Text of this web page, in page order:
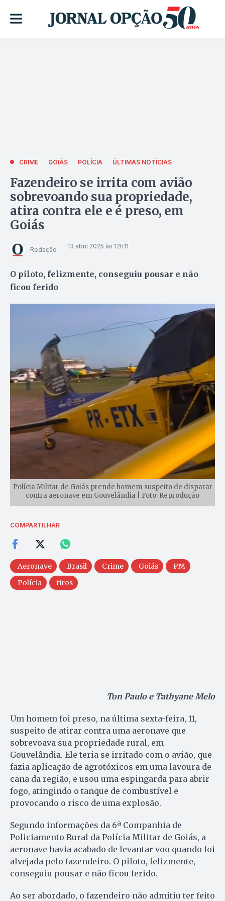
CRIME GOIÁS POLÍCIA ÚLTIMAS NOTÍCIAS
Fazendeiro se irrita com avião
sobrevoando sua propriedade,
atira contra ele e é preso, em
Goiás
Redação 13 abril 2025 às 12h11
O piloto, felizmente, conseguiu pousar e não
ficou ferido
Polícia Militar de Goiás prende homem suspeito de disparar
contra aeronave em Gouvelândia | Foto: Reprodução
COMPARTILHAR
Aeronave Brasil Crime Goiás
PM
Polícia
tiros
Ton Paulo e Tathyane Melo
Um homem foi preso, na última sexta-feira, 11,
suspeito de atirar contra uma aeronave que
sobrevoava sua propriedade rural, em
Gouvelândia. Ele teria se irritado com o avião, que
fazia aplicação de agrotóxicos em uma lavoura de
cana da região, e usou uma espingarda para abrir
fogo, atingindo o tanque de combustível e
provocando o risco de uma explosão.
Segundo informações da 6ª Companhia de
Policiamento Rural da Polícia Militar de Goiás, a
aeronave havia acabado de levantar voo quando foi
alvejada pelo fazendeiro. O piloto, felizmente,
conseguiu pousar e não ficou ferido.
Ao ser abordado, o fazendeiro não admitiu ter feito